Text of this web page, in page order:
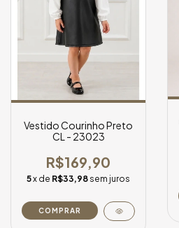
Vestido Courinho Preto
CL - 23023
R$169,90
5x de R$33,98 sem juros
COMPRAR